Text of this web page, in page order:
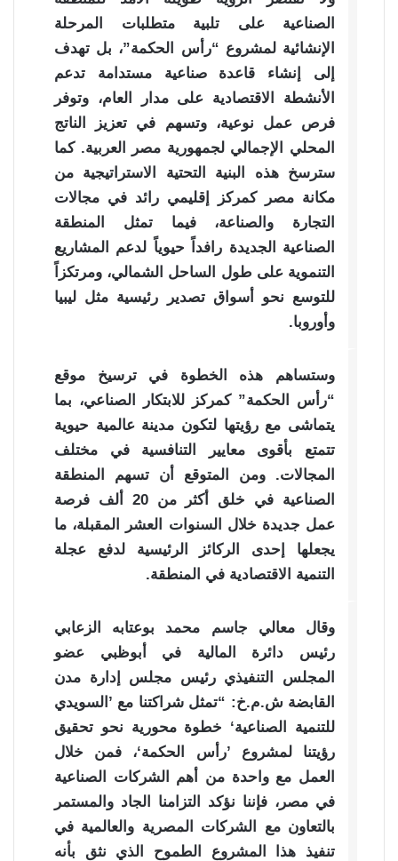
الصناعية على تلبية متطلبات المرحلة
الإنشائية لمشروع “رأس الحكمة”، بل تهدف
إلى إنشاء قاعدة صناعية مستدامة تدعم
الأنشطة الاقتصادية على مدار العام، وتوفر
فرص عمل نوعية، وتسهم في تعزيز الناتج
المحلي الإجمالي لجمهورية مصر العربية. كما
سترسخ هذه البنية التحتية الاستراتيجية من
مكانة مصر كمركز إقليمي رائد في مجالات
التجارة والصناعة، فيما تمثل المنطقة
الصناعية الجديدة رافداً حيوياً لدعم المشاريع
التنموية على طول الساحل الشمالي، ومرتكزاً
للتوسع نحو أسواق تصدير رئيسية مثل ليبيا
وأوروبا.
وستساهم هذه الخطوة في ترسيخ موقع
“رأس الحكمة” كمركز للابتكار الصناعي، بما
يتماشى مع رؤيتها لتكون مدينة عالمية حيوية
تتمتع بأقوى معايير التنافسية في مختلف
المجالات. ومن المتوقع أن تسهم المنطقة
الصناعية في خلق أكثر من 20 ألف فرصة
عمل جديدة خلال السنوات العشر المقبلة، ما
يجعلها إحدى الركائز الرئيسية لدفع عجلة
التنمية الاقتصادية في المنطقة.
وقال معالي جاسم محمد بوعتابه الزعابي
رئيس دائرة المالية في أبوظبي عضو
المجلس التنفيذي رئيس مجلس إدارة مدن
القابضة ش.م.خ: “تمثل شراكتنا مع ’السويدي
للتنمية الصناعية‘ خطوة محورية نحو تحقيق
رؤيتنا لمشروع ’رأس الحكمة‘، فمن خلال
العمل مع واحدة من أهم الشركات الصناعية
في مصر، فإننا نؤكد التزامنا الجاد والمستمر
بالتعاون مع الشركات المصرية والعالمية في
تنفيذ هذا المشروع الطموح الذي نثق بأنه